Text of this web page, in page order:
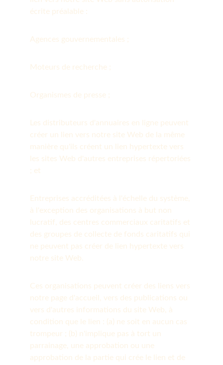
écrite préalable :
Agences gouvernementales ;
Moteurs de recherche ;
Organismes de presse ;
Les distributeurs d'annuaires en ligne peuvent
créer un lien vers notre site Web de la même
manière qu'ils créent un lien hypertexte vers
les sites Web d'autres entreprises répertoriées
; et
Entreprises accréditées à l'échelle du système,
à l'exception des organisations à but non
lucratif, des centres commerciaux caritatifs et
des groupes de collecte de fonds caritatifs qui
ne peuvent pas créer de lien hypertexte vers
notre site Web.
Ces organisations peuvent créer des liens vers
notre page d'accueil, vers des publications ou
vers d'autres informations du site Web, à
condition que le lien : (a) ne soit en aucun cas
trompeur ; (b) n'implique pas à tort un
parrainage, une approbation ou une
approbation de la partie qui crée le lien et de